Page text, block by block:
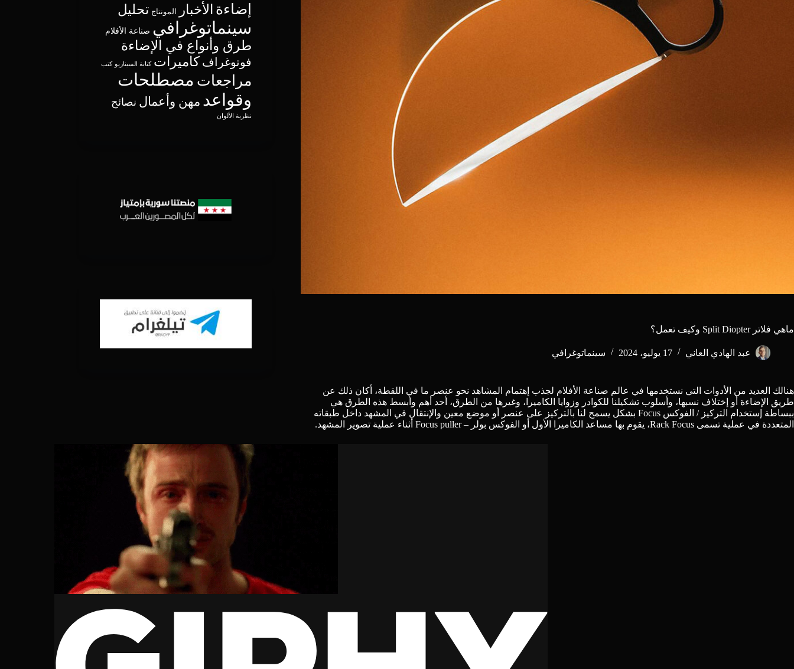
ماهي فلاتر Split Diopter وكيف تعمل؟
عبد الهادي العاني 17 يوليو، 2024 سينماتوغرافي
هنالك العديد من الأدوات التي نستخدمها في عالم صناعة الأفلام لجذب إهتمام المشاهد نحو عنصر ما في اللقطة، أكان ذلك عن
طريق الإضاءة أو إختلاف نسبها، وأسلوب تشكيلنا للكوادر وزوايا الكاميرا، وغيرها من الطرق، أحد أهم وأبسط هذه الطرق هي
ببساطة إستخدام التركيز / الفوكس Focus بشكل يسمح لنا بالتركيز على عنصر أو موضع معين والإنتقال في المشهد داخل طبقاته
المتعددة في عملية تسمى Rack Focus، يقوم بها مساعد الكاميرا الأول أو الفوكس بولر – Focus puller أثناء عملية تصوير المشهد.
إضاءة الأخبار المونتاج تحليل
سينماتوغرافي صناعة الأفلام
طرق وأنواع في الإضاءة
فوتوغراف كاميرات كتابة السيناريو كتب
مراجعات مصطلحات
وقواعد مهن وأعمال نصائح
نظرية الألوان